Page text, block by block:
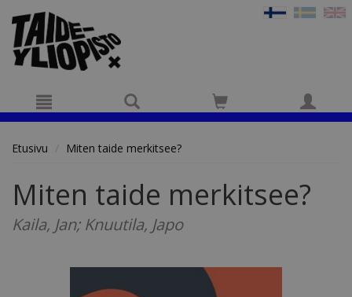
Etusivu Miten taide merkitsee?
Miten taide merkitsee?
Kaila, Jan; Knuutila, Japo